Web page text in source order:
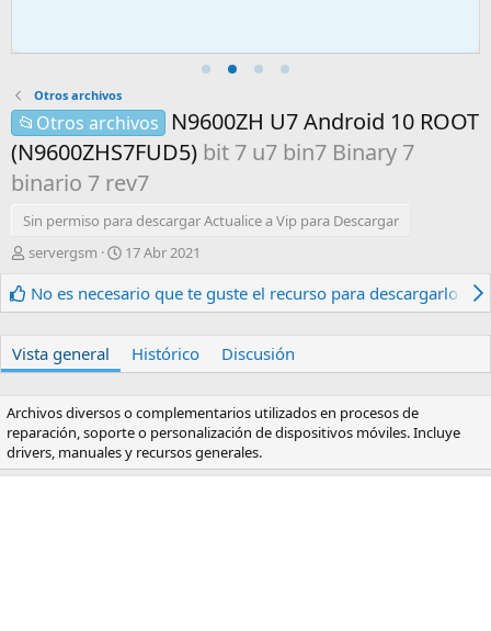
Otros archivos
📂Otros archivos
N9600ZH U7 Android 10 ROOT
(N9600ZHS7FUD5) bit 7 u7 bin7 Binary 7
binario 7 rev7
Sin permiso para descargar Actualice a Vip para Descargar
A
t
o
servergsm
F
c
h
e
r
e
a
c
17 Abr 2021
No es necesario que te guste el recurso para descargarlo.
Vista general Histórico Discusión
Archivos diversos o complementarios utilizados en procesos de
reparación, soporte o personalización de dispositivos móviles. Incluye
drivers, manuales y recursos generales.